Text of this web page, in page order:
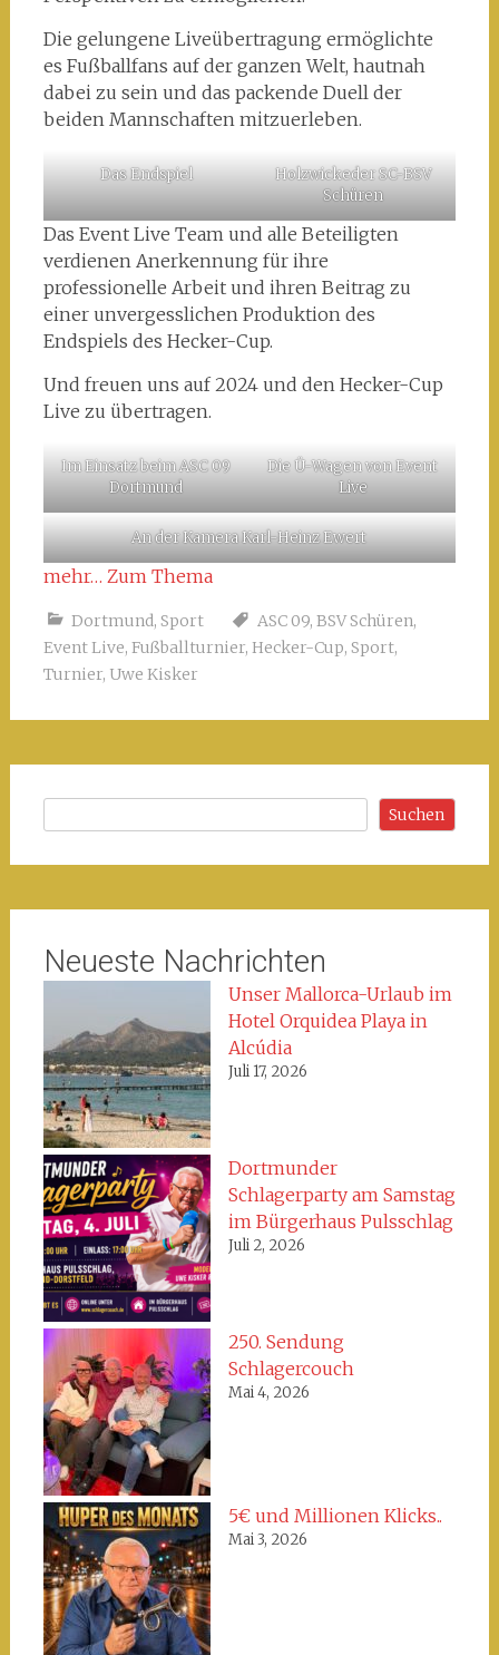
Die gelungene Liveübertragung ermöglichte
es Fußballfans auf der ganzen Welt, hautnah
dabei zu sein und das packende Duell der
beiden Mannschaften mitzuerleben.
Das Endspiel
Holzwickeder SC-BSV
Schüren
Das Event Live Team und alle Beteiligten
verdienen Anerkennung für ihre
professionelle Arbeit und ihren Beitrag zu
einer unvergesslichen Produktion des
Endspiels des Hecker-Cup.
Und freuen uns auf 2024 und den Hecker-Cup
Live zu übertragen.
Im Einsatz beim ASC 09
Dortmund
Die Ü-Wagen von Event
Live
An der Kamera Karl-Heinz Ewert
mehr… Zum Thema
Dortmund, Sport ASC 09, BSV Schüren,
Event Live, Fußballturnier, Hecker-Cup, Sport,
Turnier, Uwe Kisker
Suchen
Neueste Nachrichten
Unser Mallorca-Urlaub im
Hotel Orquidea Playa in
Alcúdia
Juli 17, 2026
Dortmunder
Schlagerparty am Samstag
im Bürgerhaus Pulsschlag
Juli 2, 2026
250. Sendung
Schlagercouch
Mai 4, 2026
5€ und Millionen Klicks..
Mai 3, 2026